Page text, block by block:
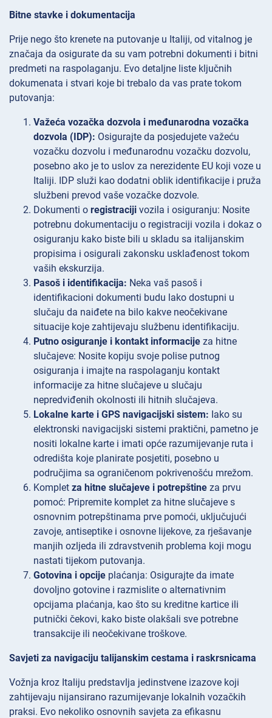
Bitne stavke i dokumentacija
Prije nego što krenete na putovanje u Italiji, od vitalnog je
značaja da osigurate da su vam potrebni dokumenti i bitni
predmeti na raspolaganju. Evo detaljne liste ključnih
dokumenata i stvari koje bi trebalo da vas prate tokom
putovanja:
Važeća vozačka dozvola i međunarodna vozačka
dozvola (IDP): Osigurajte da posjedujete važeću
vozačku dozvolu i međunarodnu vozačku dozvolu,
posebno ako je to uslov za nerezidente EU koji voze u
Italiji. IDP služi kao dodatni oblik identifikacije i pruža
službeni prevod vaše vozačke dozvole.
Dokumenti o registraciji vozila i osiguranju: Nosite
potrebnu dokumentaciju o registraciji vozila i dokaz o
osiguranju kako biste bili u skladu sa italijanskim
propisima i osigurali zakonsku usklađenost tokom
vaših ekskurzija.
Pasoš i identifikacija: Neka vaš pasoš i
identifikacioni dokumenti budu lako dostupni u
slučaju da naiđete na bilo kakve neočekivane
situacije koje zahtijevaju službenu identifikaciju.
Putno osiguranje i kontakt informacije za hitne
slučajeve: Nosite kopiju svoje polise putnog
osiguranja i imajte na raspolaganju kontakt
informacije za hitne slučajeve u slučaju
nepredviđenih okolnosti ili hitnih slučajeva.
Lokalne karte i GPS navigacijski sistem: Iako su
elektronski navigacijski sistemi praktični, pametno je
nositi lokalne karte i imati opće razumijevanje ruta i
odredišta koje planirate posjetiti, posebno u
područjima sa ograničenom pokrivenošću mrežom.
Komplet za hitne slučajeve i potrepštine za prvu
pomoć: Pripremite komplet za hitne slučajeve s
osnovnim potrepštinama prve pomoći, uključujući
zavoje, antiseptike i osnovne lijekove, za rješavanje
manjih ozljeda ili zdravstvenih problema koji mogu
nastati tijekom putovanja.
Gotovina i opcije plaćanja: Osigurajte da imate
dovoljno gotovine i razmislite o alternativnim
opcijama plaćanja, kao što su kreditne kartice ili
putnički čekovi, kako biste olakšali sve potrebne
transakcije ili neočekivane troškove.
Savjeti za navigaciju talijanskim cestama i raskrsnicama
Vožnja kroz Italiju predstavlja jedinstvene izazove koji
zahtijevaju nijansirano razumijevanje lokalnih vozačkih
praksi. Evo nekoliko osnovnih savjeta za efikasnu